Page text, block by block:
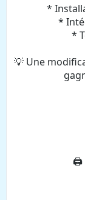
*
*
*
💡 Une
🖨️